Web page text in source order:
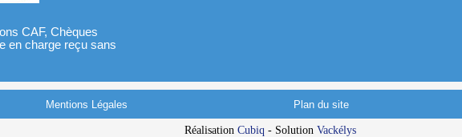
CAF, Chèques
en charge reçu sans
Mentions Légales Plan du site
Réalisation Cubiq - Solution Vackélys